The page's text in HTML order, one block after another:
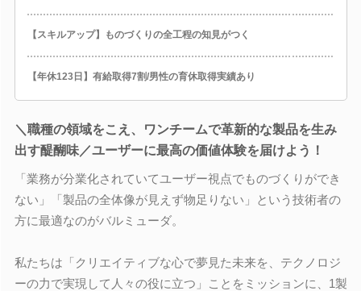
【スキルアップ】ものづくりの全工程の知見がつく
【年休123日】有給取得7割/男性の育休取得実績あり
＼職種の領域をこえ、ワンチームで革新的な製品を生み
出す醍醐味／ユーザーに最高の価値体験を届けよう！
「業務が分業化されていてユーザー視点でものづくりができ
ない」「製品の全体像が見えず物足りない」という技術者の
方に最適なのがバルミューダ。
私たちは「クリエイティブな心で夢見た未来を、テクノロジ
ーの力で実現して人々の役に立つ」ことをミッションに、1製